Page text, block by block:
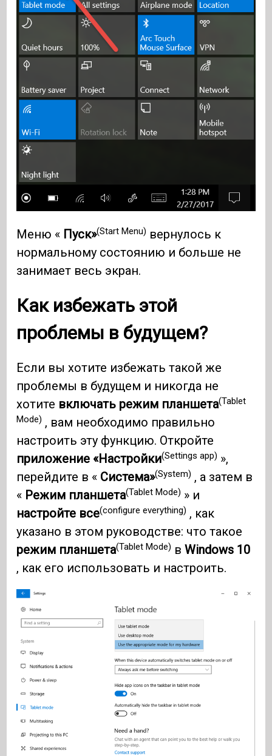
Меню « Пуск»(Start Menu) вернулось к
нормальному состоянию и больше не
занимает весь экран.
Как избежать этой
проблемы в будущем?
Если вы хотите избежать такой же
проблемы в будущем и никогда не
хотите включать режим планшета(Tablet
Mode) , вам необходимо правильно
настроить эту функцию. Откройте
приложение «Настройки(Settings app) »,
перейдите в « Система»(System) , а затем в
« Режим планшета(Tablet Mode) » и
настройте все(configure everything) , как
указано в этом руководстве: что такое
режим планшета(Tablet Mode) вWindows 10
, как его использовать и настроить.